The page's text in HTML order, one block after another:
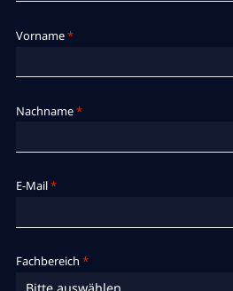
Vorname*
Nachname*
E-Mail*
Fachbereich *